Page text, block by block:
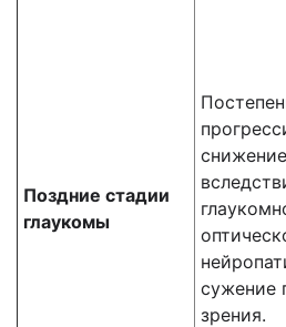
Поздние стадии
глаукомы
сужение
зрения.